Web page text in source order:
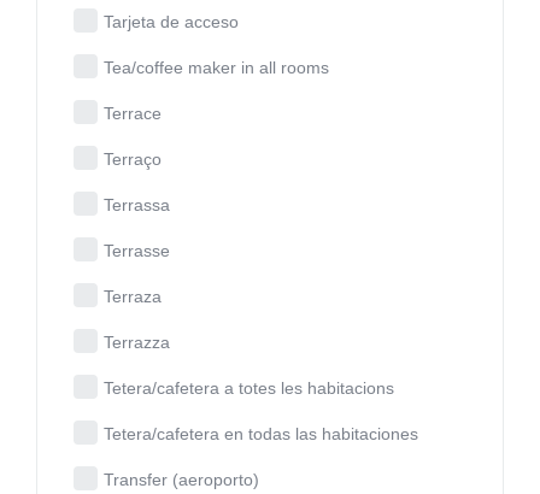
Tarjeta de acceso
Tea/coffee maker in all rooms
Terrace
Terraço
Terrassa
Terrasse
Terraza
Terrazza
Tetera/cafetera a totes les habitacions
Tetera/cafetera en todas las habitaciones
Transfer (aeroporto)